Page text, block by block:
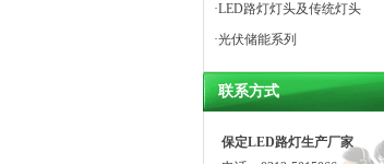
·LED路灯灯头及传统灯头
·光伏储能系列
联系方式
保定LED路灯生产厂家